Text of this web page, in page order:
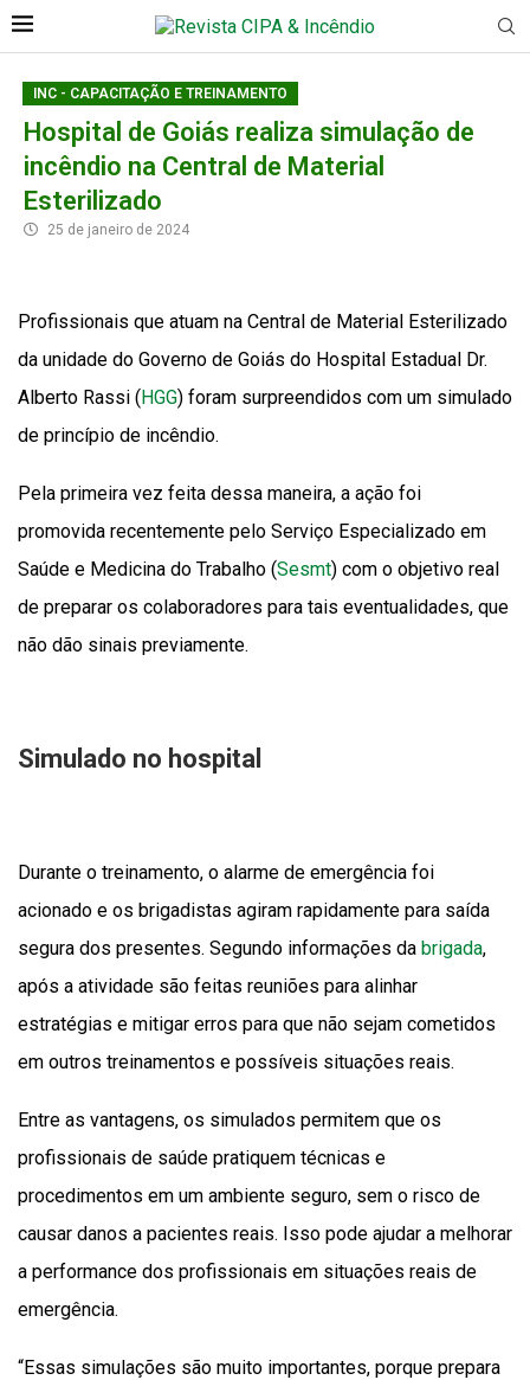
INC - CAPACITAÇÃO E TREINAMENTO
Hospital de Goiás realiza simulação de
incêndio na Central de Material
Esterilizado
25 de janeiro de 2024
Profissionais que atuam na Central de Material Esterilizado
da unidade do Governo de Goiás do Hospital Estadual Dr.
Alberto Rassi (HGG) foram surpreendidos com um simulado
de princípio de incêndio.
Pela primeira vez feita dessa maneira, a ação foi
promovida recentemente pelo Serviço Especializado em
Saúde e Medicina do Trabalho (Sesmt) com o objetivo real
de preparar os colaboradores para tais eventualidades, que
não dão sinais previamente.
Simulado no hospital
Durante o treinamento, o alarme de emergência foi
acionado e os brigadistas agiram rapidamente para saída
segura dos presentes. Segundo informações da brigada,
após a atividade são feitas reuniões para alinhar
estratégias e mitigar erros para que não sejam cometidos
em outros treinamentos e possíveis situações reais.
Entre as vantagens, os simulados permitem que os
profissionais de saúde pratiquem técnicas e
procedimentos em um ambiente seguro, sem o risco de
causar danos a pacientes reais. Isso pode ajudar a melhorar
a performance dos profissionais em situações reais de
emergência.
“Essas simulações são muito importantes, porque prepara